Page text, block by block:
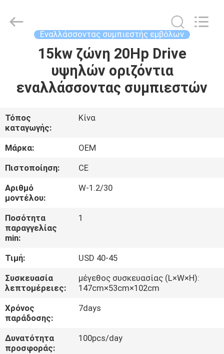
ΠΡΟΪΌΝΤΑ
ΣΧΕΤΙΚΆ
ΜΕ
ΕΜΆΣ
ΕΠΙΣΚΈΨΕΙΣ
ΣΤΟ
ΕΡΓΟΣΤΆΣΙΟ
ΈΛΕΓΧΟΣ
ΠΟΙΌΤΗΤΑΣ
ΕΠΙΚΟΙΝΩΝΉΣΤΕ
ΜΑΖΊ
ΜΑΣ
Machinery
Εναλλάσσοντας συμπιεστής εμβόλων
15kw ζώνη 20Hp Drive
υψηλών οριζόντια
εναλλάσσοντας συμπιεστών
Τόπος
καταγωγής:
Κίνα
Μάρκα:
OEM
Πιστοποίηση:
CE
Αριθμό
μοντέλου:
W-1.2/30
Ποσότητα
παραγγελίας
min:
1
Τιμή:
USD 40-45
Συσκευασία
λεπτομέρειες:
μέγεθος συσκευασίας (L×W×H):
147cm×53cm×102cm
Χρόνος
παράδοσης:
7days
Δυνατότητα
προσφοράς:
100pcs/day